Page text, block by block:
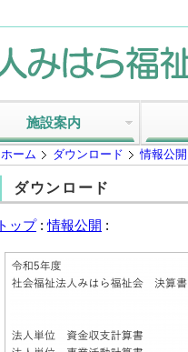
施設案内
ホーム ダウンロード 情報公開
ダウンロード
トップ:情報公開 :